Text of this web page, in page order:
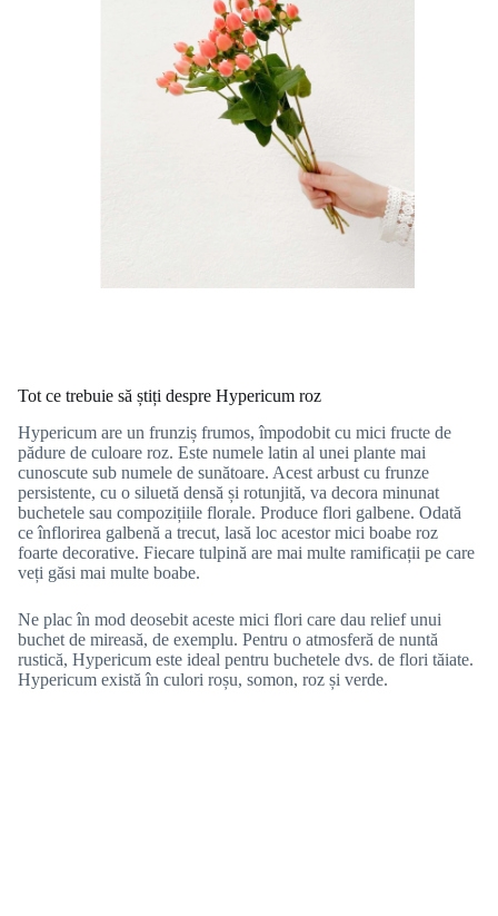
Tot ce trebuie să știți despre Hypericum roz
Hypericum are un frunziș frumos, împodobit cu mici fructe de
pădure de culoare roz. Este numele latin al unei plante mai
cunoscute sub numele de sunătoare. Acest arbust cu frunze
persistente, cu o siluetă densă și rotunjită, va decora minunat
buchetele sau compozițiile florale. Produce flori galbene. Odată
ce înflorirea galbenă a trecut, lasă loc acestor mici boabe roz
foarte decorative. Fiecare tulpină are mai multe ramificații pe care
veți găsi mai multe boabe.
Ne plac în mod deosebit aceste mici flori care dau relief unui
buchet de mireasă, de exemplu. Pentru o atmosferă de nuntă
rustică, Hypericum este ideal pentru buchetele dvs. de flori tăiate.
Hypericum există în culori roșu, somon, roz și verde.